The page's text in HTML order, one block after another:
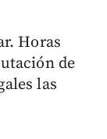
Horas
de
las